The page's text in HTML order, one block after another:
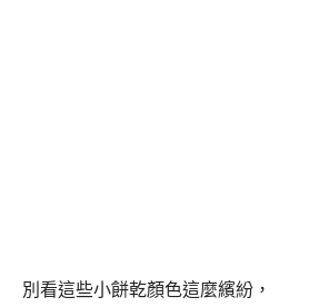
別看這些小餅乾顏色這麼繽紛，